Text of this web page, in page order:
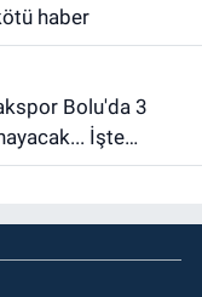
haber
İşte
yaşadı